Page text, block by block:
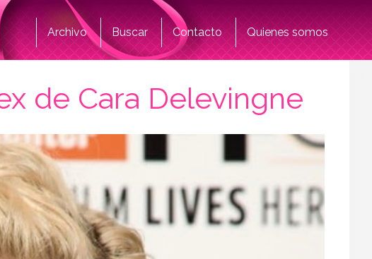
Archivo Buscar Contacto Quienes somos
de Cara Delevingne